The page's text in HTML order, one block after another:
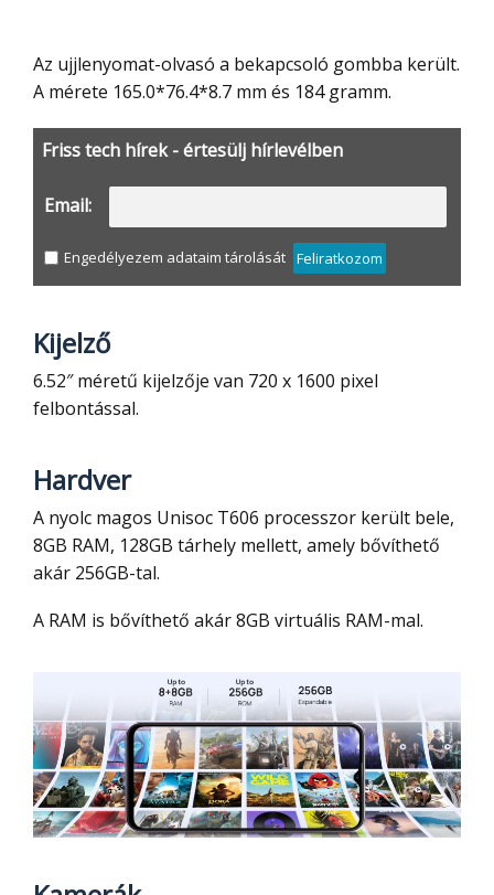
Az ujjlenyomat-olvasó a bekapcsoló gombba került.
A mérete 165.0*76.4*8.7 mm és 184 gramm.
Friss tech hírek - értesülj hírlevélben
Email:
Engedélyezem adataim tárolását Feliratkozom
Kijelző
6.52″ méretű kijelzője van 720 x 1600 pixel
felbontással.
Hardver
A nyolc magos Unisoc T606 processzor került bele,
8GB RAM, 128GB tárhely mellett, amely bővíthető
akár 256GB-tal.
A RAM is bővíthető akár 8GB virtuális RAM-mal.